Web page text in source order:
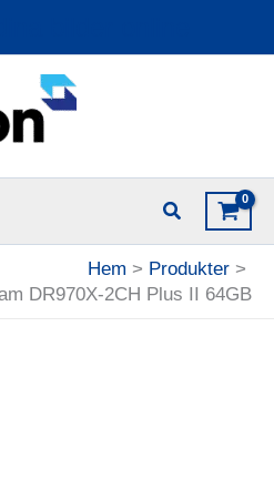
Hem
Produkter
DR970X-2CH Plus II 64GB